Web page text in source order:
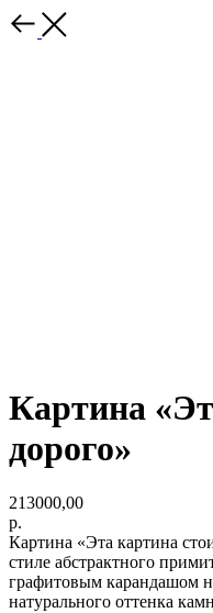
Картина
дорого»
213000,00
р.
Картина «Эта картина
стиле абстрактного
графитовым карандашом
натурального оттенка